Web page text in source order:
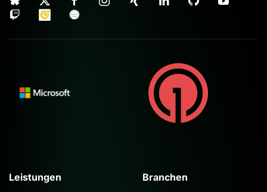
Leistungen Branchen